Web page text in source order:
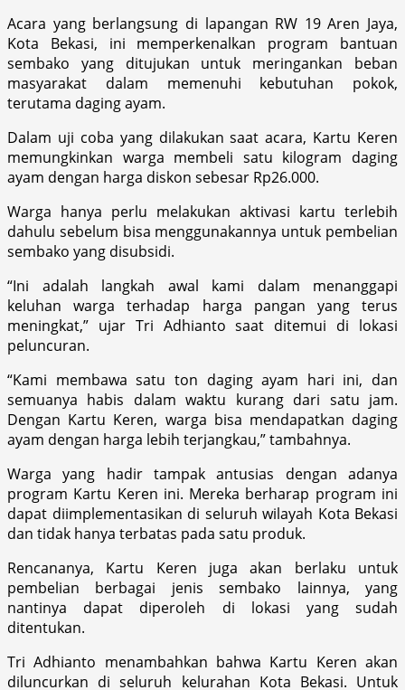
Acara yang berlangsung di lapangan RW 19 Aren Jaya,
Kota Bekasi, ini memperkenalkan program bantuan
sembako yang ditujukan untuk meringankan beban
masyarakat dalam memenuhi kebutuhan pokok,
terutama daging ayam.
Dalam uji coba yang dilakukan saat acara, Kartu Keren
memungkinkan warga membeli satu kilogram daging
ayam dengan harga diskon sebesar Rp26.000.
Warga hanya perlu melakukan aktivasi kartu terlebih
dahulu sebelum bisa menggunakannya untuk pembelian
sembako yang disubsidi.
“Ini adalah langkah awal kami dalam menanggapi
keluhan warga terhadap harga pangan yang terus
meningkat,” ujar Tri Adhianto saat ditemui di lokasi
peluncuran.
“Kami membawa satu ton daging ayam hari ini, dan
semuanya habis dalam waktu kurang dari satu jam.
Dengan Kartu Keren, warga bisa mendapatkan daging
ayam dengan harga lebih terjangkau,” tambahnya.
Warga yang hadir tampak antusias dengan adanya
program Kartu Keren ini. Mereka berharap program ini
dapat diimplementasikan di seluruh wilayah Kota Bekasi
dan tidak hanya terbatas pada satu produk.
Rencananya, Kartu Keren juga akan berlaku untuk
pembelian berbagai jenis sembako lainnya, yang
nantinya dapat diperoleh di lokasi yang sudah
ditentukan.
Tri Adhianto menambahkan bahwa Kartu Keren akan
diluncurkan di seluruh kelurahan Kota Bekasi. Untuk